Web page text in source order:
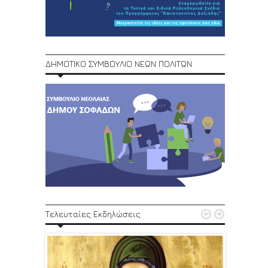
ΔΗΜΟΤΙΚΟ ΣΥΜΒΟΥΛΙΟ ΝΕΩΝ ΠΟΛΙΤΩΝ
Τελευταίες Εκδηλώσεις  